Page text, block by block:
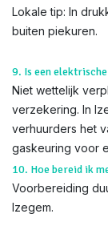
Lokale tip: In
buiten piekuren.
9. Is een
Niet wettelijk
verzekering. In
verhuurders het
gaskeuring voor
10. Hoe bereid ik
Voorbereiding
Izegem.